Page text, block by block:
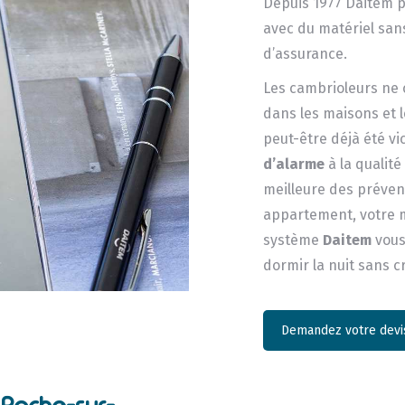
avec du matériel
d’assurance.
Les cambrioleurs
dans les maisons et
peut-être déjà été
d’alarme à la
meilleure des
appartement, votre
système Daitem
dormir la nuit sans
Demandez votre